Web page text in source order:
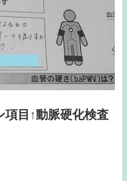
項目↑動脈硬化検査